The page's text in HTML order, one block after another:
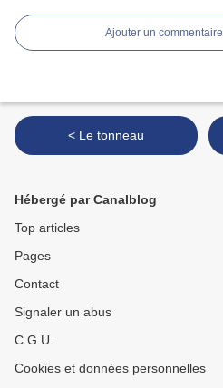
Ajouter un commentaire
< Le tonneau
Hébergé par Canalblog
Top articles
Pages
Contact
Signaler un abus
C.G.U.
Cookies et données personnelles